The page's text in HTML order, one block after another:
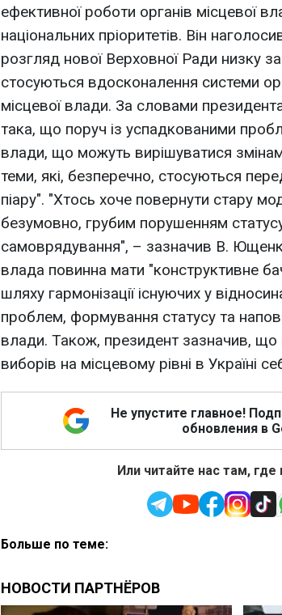
ефективної роботи органів місцевої
національних пріоритетів. Він
розгляд нової Верховної Ради низку
стосуються вдосконалення системи
місцевої влади. За словами
така, що поруч із успадкованими
влади, що можуть вирішуватися
теми, які, безперечно, стосуються
піару". "Хтось хоче повернути стару
безумовно, грубим порушенням
самоврядування", – зазначив В.
влада повинна мати "конструктивне
шляху гармонізації існуючих у
проблем, формування статусу та
влади. Також, президент зазначив, що
виборів на місцевому рівні в Україні
Не упустите главное!
обновления в
Или читайте нас там,
Больше по теме: